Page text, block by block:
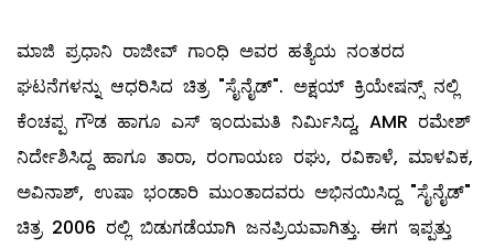
ಮಾಜಿ ಪ್ರಧಾನಿ ರಾಜೀವ್ ಗಾಂಧಿ ಅವರ ಹತ್ಯೆಯ ನಂತರದ
ಘಟನೆಗಳನ್ನು ಆಧರಿಸಿದ ಚಿತ್ರ "ಸೈನೈಡ್". ಅಕ್ಷಯ್ ಕ್ರಿಯೇಷನ್ಸ್ ನಲ್ಲಿ
ಕೆಂಚಪ್ಪ ಗೌಡ ಹಾಗೂ ಎಸ್ ಇಂದುಮತಿ ನಿರ್ಮಿಸಿದ್ದ, AMR ರಮೇಶ್
ನಿರ್ದೇಶಿಸಿದ್ದ ಹಾಗೂ ತಾರಾ, ರಂಗಾಯಣ ರಘು, ರವಿಕಾಳೆ, ಮಾಳವಿಕ,
ಅವಿನಾಶ್, ಉಷಾ ಭಂಡಾರಿ ಮುಂತಾದವರು ಅಭಿನಯಿಸಿದ್ದ "ಸೈನೈಡ್"
ಚಿತ್ರ 2006 ರಲ್ಲಿ ಬಿಡುಗಡೆಯಾಗಿ ಜನಪ್ರಿಯವಾಗಿತ್ತು. ಈಗ ಇಪ್ಪತ್ತು